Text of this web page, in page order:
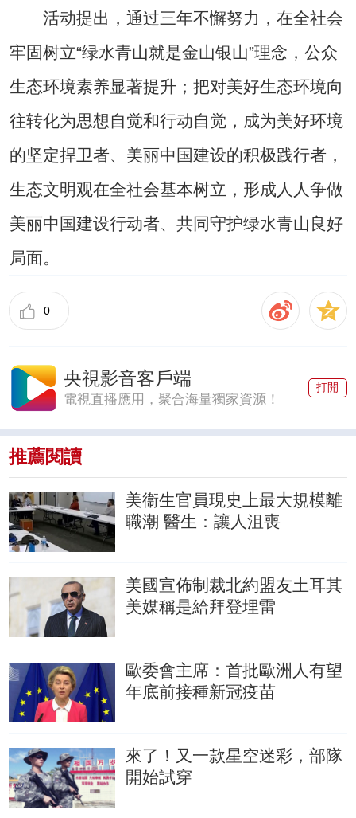
活动提出，通过三年不懈努力，在全社会
牢固树立“绿水青山就是金山银山”理念，公众
生态环境素养显著提升；把对美好生态环境向
往转化为思想自觉和行动自觉，成为美好环境
的坚定捍卫者、美丽中国建设的积极践行者，
生态文明观在全社会基本树立，形成人人争做
美丽中国建设行动者、共同守护绿水青山良好
局面。
0
央視影音客戶端
電視直播應用，聚合海量獨家資源！
打開
推薦閱讀
美衞生官員現史上最大規模離
職潮 醫生：讓人沮喪
美國宣佈制裁北約盟友土耳其
美媒稱是給拜登埋雷
歐委會主席：首批歐洲人有望
年底前接種新冠疫苗
來了！又一款星空迷彩，部隊
開始試穿